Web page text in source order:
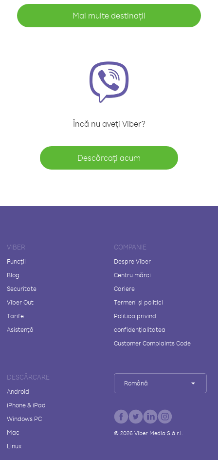
Mai multe destinații
Încă nu aveți Viber?
Descărcați acum
VIBER
Funcții
Blog
Securitate
Viber Out
Tarife
Asistență
COMPANIE
Despre Viber
Centru mărci
Cariere
Termeni și politici
Politica privind
confidențialitatea
Customer Complaints Code
DESCĂRCARE
Android
iPhone & iPad
Windows PC
Mac
Linux
Română
© 2026Viber Media S.à r.l.